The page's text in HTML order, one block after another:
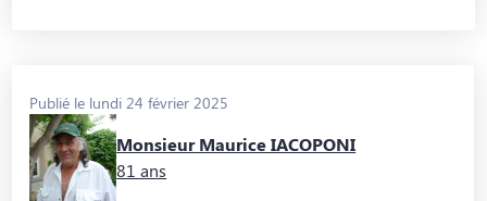
Publié le lundi 24 février 2025
Monsieur Maurice IACOPONI
81 ans